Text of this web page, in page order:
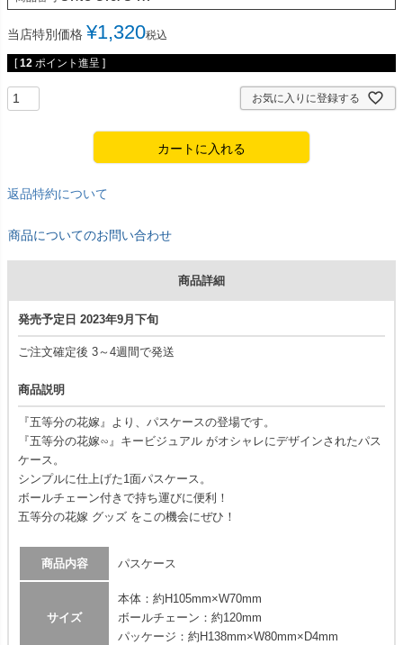
当店特別価格 ¥1,320税込
[ 12 ポイント進呈 ]
お気に入りに登録する
カートに入れる
返品特約について
商品についてのお問い合わせ
商品詳細
発売予定日 2023年9月下旬
ご注文確定後 3～4週間で発送
商品説明
『五等分の花嫁』より、パスケースの登場です。
『五等分の花嫁∽』キービジュアル がオシャレにデザインされたパス
ケース。
シンプルに仕上げた1面パスケース。
ボールチェーン付きで持ち運びに便利！
五等分の花嫁 グッズ をこの機会にぜひ！
商品内容 パスケース
サイズ
本体：約H105mm×W70mm
ボールチェーン：約120mm
パッケージ：約H138mm×W80mm×D4mm